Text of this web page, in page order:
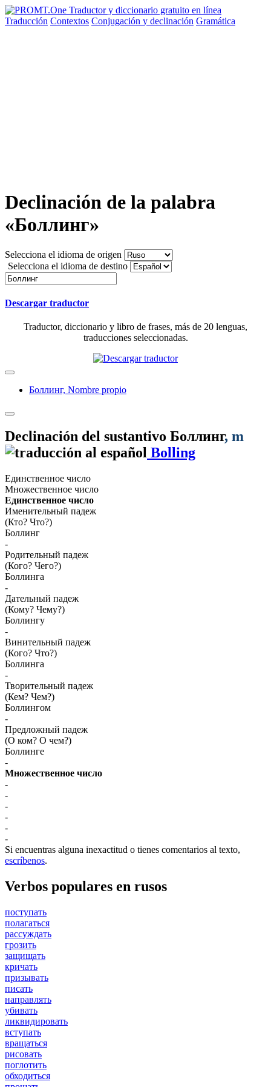
Traducción Contextos Conjugación y declinación Gramática
Declinación de la palabra
«Боллинг»
Selecciona el idioma de origen
Selecciona el idioma de destino
Descargar traductor
Traductor, diccionario y libro de frases, más de 20 lenguas,
traducciones seleccionadas.
Боллинг, Nombre propio
Declinación del sustantivo Боллинг, m
Bolling
Единственное число
Множественное число
Единственное число
Именительный падеж
(Кто? Что?)
Боллинг
-
Родительный падеж
(Кого? Чего?)
Боллинга
-
Дательный падеж
(Кому? Чему?)
Боллингу
-
Винительный падеж
(Кого? Что?)
Боллинга
-
Творительный падеж
(Кем? Чем?)
Боллингом
-
Предложный падеж
(О ком? О чем?)
Боллинге
-
Множественное число
-
-
-
-
-
-
Si encuentras alguna inexactitud o tienes comentarios al texto,
escríbenos.
Verbos populares en rusos
поступать
полагаться
рассуждать
грозить
защищать
кричать
призывать
писать
направлять
убивать
ликвидировать
вступать
вращаться
рисовать
поглотить
обходиться